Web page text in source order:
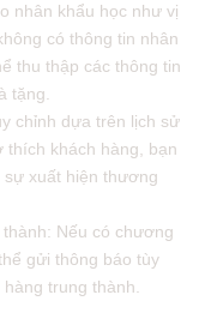
nhân khẩu học như vị
có thông tin nhân
thu thập các thông tin
tặng.
chỉnh dựa trên lịch sử
thích khách hàng, bạn
xuất hiện thương
Nếu có chương
gửi thông báo tùy
trung thành.